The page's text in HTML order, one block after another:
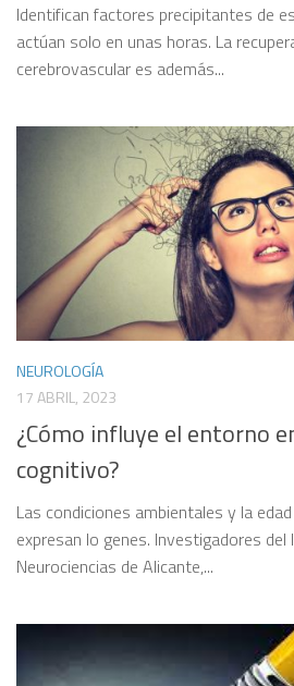
Identifican factores precipitantes de
actúan solo en unas horas. La
cerebrovascular es además...
NEUROLOGÍA
17 ABRIL, 2023
¿Cómo influye el entorno
cognitivo?
Las condiciones ambientales y la
expresan lo genes. Investigadores
Neurociencias de Alicante,...